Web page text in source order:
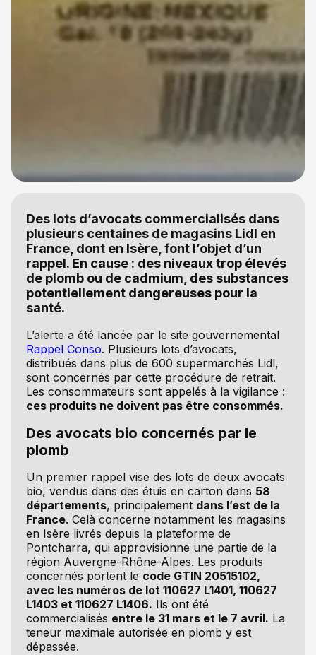
Des lots d’avocats commercialisés dans
plusieurs centaines de magasins Lidl en
France, dont en Isère, font l’objet d’un
rappel. En cause : des niveaux trop élevés
de plomb ou de cadmium, des substances
potentiellement dangereuses pour la
santé.
L’alerte a été lancée par le site gouvernemental
Rappel Conso. Plusieurs lots d’avocats,
distribués dans plus de 600 supermarchés Lidl,
sont concernés par cette procédure de retrait.
Les consommateurs sont appelés à la vigilance :
ces produits ne doivent pas être consommés.
Des avocats bio concernés par le
plomb
Un premier rappel vise des lots de deux avocats
bio, vendus dans des étuis en carton dans 58
départements, principalement dans l’est de la
France. Celà concerne notamment les magasins
en Isère livrés depuis la plateforme de
Pontcharra, qui approvisionne une partie de la
région Auvergne-Rhône-Alpes. Les produits
concernés portent le code GTIN 20515102,
avec les numéros de lot 110627 L1401, 110627
L1403 et 110627 L1406. Ils ont été
commercialisés entre le 31 mars et le 7 avril. La
teneur maximale autorisée en plomb y est
dépassée.